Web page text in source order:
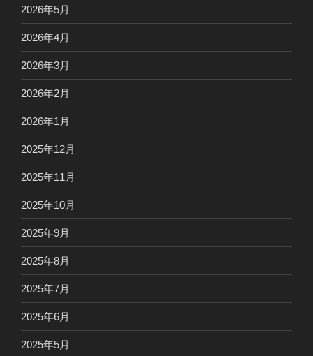
2026年5月
2026年4月
2026年3月
2026年2月
2026年1月
2025年12月
2025年11月
2025年10月
2025年9月
2025年8月
2025年7月
2025年6月
2025年5月